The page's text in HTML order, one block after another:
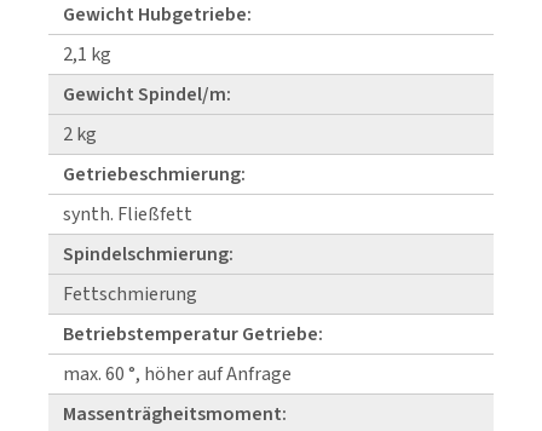
Gewicht Hubgetriebe:
2,1 kg
Gewicht Spindel/m:
2 kg
Getriebeschmierung:
synth. Fließfett
Spindelschmierung:
Fettschmierung
Betriebstemperatur Getriebe:
max. 60 °, höher auf Anfrage
Massenträgheitsmoment: